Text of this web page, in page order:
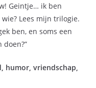
Geintje… ik ben
Lees mijn trilogie.
ben, en soms een
humor, vriendschap,